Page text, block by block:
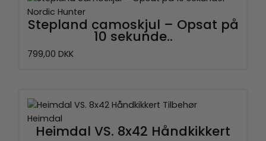
Nordic Hunter
Stepland camoskjul – Opsat på
10 sekunde..
799,00 DKK
Heimdal
Heimdal VS. 8x42 Håndkikkert